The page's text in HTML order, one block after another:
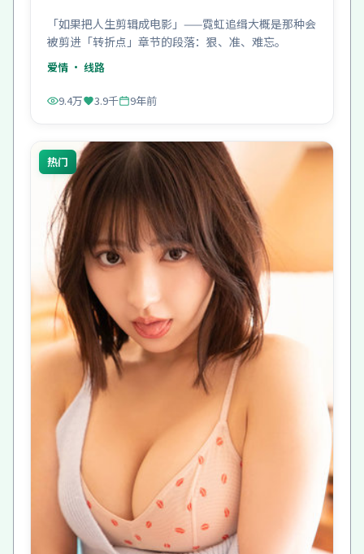
「如果把人生剪辑成电影」——霓虹追缉大概是那种会
被剪进「转折点」章节的段落：狠、准、难忘。
爱情 · 线路
9.4万 3.9千 9年前
热门